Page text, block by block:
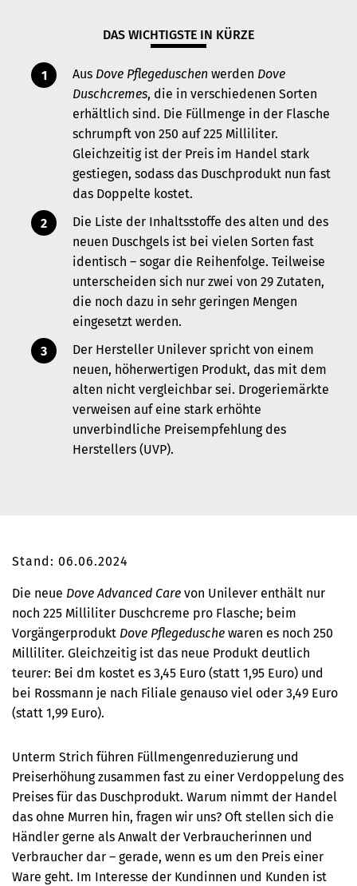
DAS WICHTIGSTE IN KÜRZE
Aus Dove Pflegeduschen werden Dove
Duschcremes, die in verschiedenen Sorten
erhältlich sind. Die Füllmenge in der Flasche
schrumpft von 250 auf 225 Milliliter.
Gleichzeitig ist der Preis im Handel stark
gestiegen, sodass das Duschprodukt nun fast
das Doppelte kostet.
Die Liste der Inhaltsstoffe des alten und des
neuen Duschgels ist bei vielen Sorten fast
identisch – sogar die Reihenfolge. Teilweise
unterscheiden sich nur zwei von 29 Zutaten,
die noch dazu in sehr geringen Mengen
eingesetzt werden.
Der Hersteller Unilever spricht von einem
neuen, höherwertigen Produkt, das mit dem
alten nicht vergleichbar sei. Drogeriemärkte
verweisen auf eine stark erhöhte
unverbindliche Preisempfehlung des
Herstellers (UVP).
Stand: 06.06.2024
Die neue Dove Advanced Care von Unilever enthält nur
noch 225 Milliliter Duschcreme pro Flasche; beim
Vorgängerprodukt Dove Pflegedusche waren es noch 250
Milliliter. Gleichzeitig ist das neue Produkt deutlich
teurer: Bei dm kostet es 3,45 Euro (statt 1,95 Euro) und
bei Rossmann je nach Filiale genauso viel oder 3,49 Euro
(statt 1,99 Euro).
Unterm Strich führen Füllmengenreduzierung und
Preiserhöhung zusammen fast zu einer Verdoppelung des
Preises für das Duschprodukt. Warum nimmt der Handel
das ohne Murren hin, fragen wir uns? Oft stellen sich die
Händler gerne als Anwalt der Verbraucherinnen und
Verbraucher dar – gerade, wenn es um den Preis einer
Ware geht. Im Interesse der Kundinnen und Kunden ist